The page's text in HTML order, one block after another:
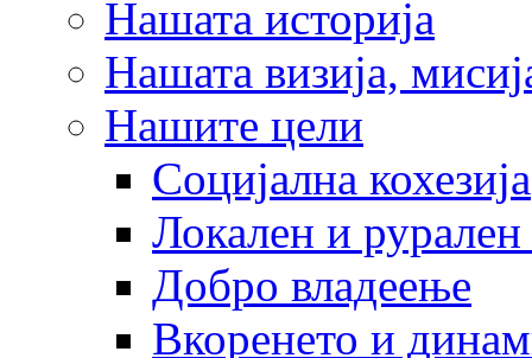
Нашата историја
Нашата визија,
Нашите цели
Социјална кохезија
Локален и рурален
Добро владеење
Вкоренето и